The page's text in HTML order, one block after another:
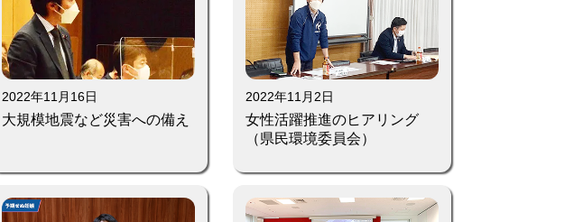
2022年11月16日
大規模地震など災害への備え
2022年11月2日
女性活躍推進のヒアリング
（県民環境委員会）